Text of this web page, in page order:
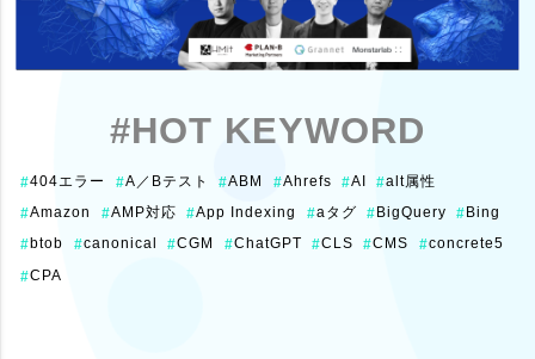
#HOT KEYWORD
#404エラー #A／Bテスト #ABM #Ahrefs #AI #alt属性
#Amazon #AMP対応 #App Indexing #aタグ # BigQuery # Bing
#btob #canonical #CGM #ChatGPT #CLS #CMS #concrete5
#CPA